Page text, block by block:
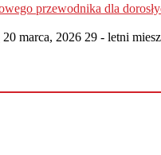
20 marca, 2026 29 - letni